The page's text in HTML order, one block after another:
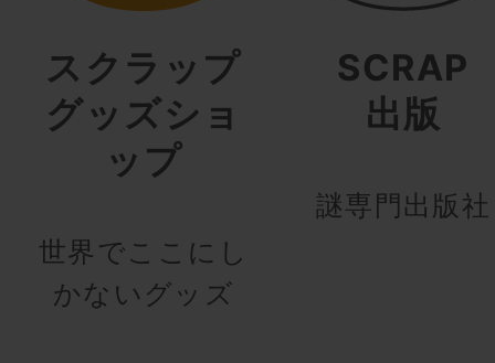
スクラップ
グッズショ
ップ
世界でここにし
かないグッズ
SCRAP
出版
謎専門出版社